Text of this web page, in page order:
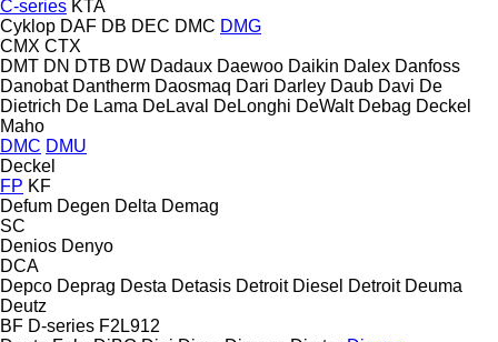
C-series KTA
Cyklop DAF DB DEC DMC DMG
CMX CTX
DMT DN DTB DW Dadaux Daewoo Daikin Dalex Danfoss
Danobat Dantherm Daosmaq Dari Darley Daub Davi De
Dietrich De Lama DeLaval DeLonghi DeWalt Debag Deckel
Maho
DMC DMU
Deckel
FP KF
Defum Degen Delta Demag
SC
Denios Denyo
DCA
Depco Deprag Desta Detasis Detroit Diesel Detroit Deuma
Deutz
BF D-series F2L912